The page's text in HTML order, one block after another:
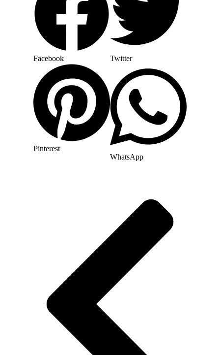
Facebook Twitter
Pinterest
WhatsApp